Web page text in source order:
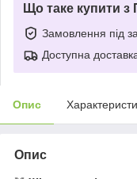
Що таке купити з
Замовлення під
Доступна
Опис
Опис